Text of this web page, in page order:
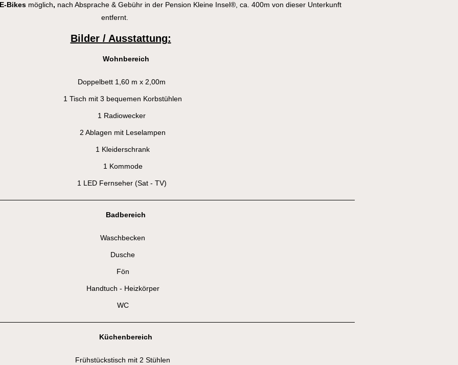
E-Bikes möglich, nach Absprache & Gebühr in der Pension Kleine Insel®, ca. 400m von dieser Unterkunft
entfernt.
Bilder / Ausstattung:
Wohnbereich
Doppelbett 1,60 m x 2,00m
1 Tisch mit 3 bequemen Korbstühlen
1 Radiowecker
2 Ablagen mit Leselampen
1 Kleiderschrank
1 Kommode
1 LED Fernseher (Sat - TV)
Badbereich
Waschbecken
Dusche
Fön
Handtuch - Heizkörper
WC
Küchenbereich
Frühstückstisch mit 2 Stühlen